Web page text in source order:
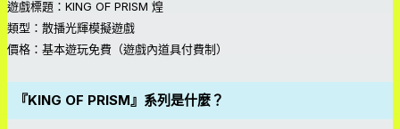
遊戲標題：KING OF PRISM 煌
類型：散播光輝模擬遊戲
價格：基本遊玩免費（遊戲內道具付費制）
『KING OF PRISM』系列是什麼？